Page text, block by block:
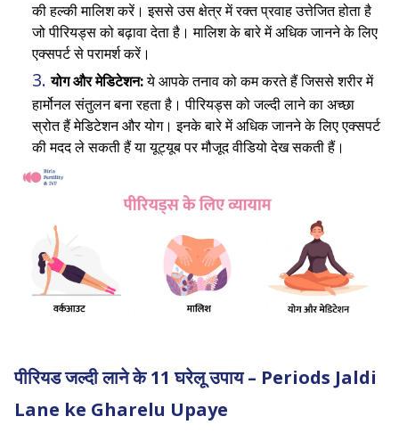
की हल्की मालिश करें। इससे उस क्षेत्र में रक्त प्रवाह उत्तेजित होता है
जो पीरियड्स को बढ़ावा देता है। मालिश के बारे में अधिक जानने के लिए
एक्सपर्ट से परामर्श करें।
योग और मेडिटेशन:ये आपके तनाव को कम करते हैं जिससे शरीर में
हार्मोनल संतुलन बना रहता है। पीरियड्स को जल्दी लाने का अच्छा
स्रोत हैं मेडिटेशन और योग। इनके बारे में अधिक जानने के लिए एक्सपर्ट
की मदद ले सकती हैं या यूट्यूब पर मौजूद वीडियो देख सकती हैं।
पीरियड जल्दी लाने के 11 घरेलू उपाय – Periods Jaldi
Lane ke Gharelu Upaye